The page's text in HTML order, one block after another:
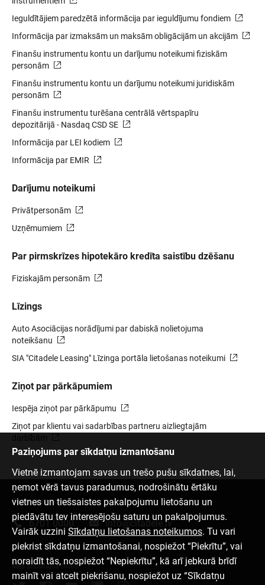
Ieguldītājiem paredzētā informācija par ieguldījumu fondiem
Informācija par izmaksām un maksām obligācijām un akcijām
Finanšu instrumentu kontu un darījumu noteikumi fiziskām
personām
Finanšu instrumentu kontu un darījumu noteikumi juridiskām
personām
Finanšu instrumentu turēšana centrālā vērtspapīru
depozitārijā - Nasdaq CSD SE
Informācija par LEI kodiem
Informācija par EMIR
Darījumu noteikumi
Privātpersonām
Uzņēmumiem
Par pirmskrīzes hipotekāro kredīta saistību dzēšanu
Fiziskajām personām
Līzings
Auto Asociācijas norādījumi par dabiskā nolietojuma
noteikšanu
SIA "Citadele Leasing" Līzinga portāla lietošanas noteikumi
Ziņot par pārkāpumiem
Iespēja ziņot par pārkāpumu
Ziņot par klientu vai sadarbības partneru aizliegtajām
Paziņojums par sīkdatņu izmantošanu
Vietnē izmantojam savas un trešo pušu sīkdatnes, lai,
ņemot vērā tavus paradumus, nodrošinātu ērtāku
vietnes un tiešsaistes pakalpojumu lietošanu un
piedāvātu tev interesējošu saturu un pakalpojumus.
Vairāk uzzini Sīkdatņu lietošanas noteikumos. Tu vari
piekrist sīkdatņu izmantošanai, nospiežot “Piekrītu”, vai
noraidīt tās, nospiežot “Nepiekrītu”, kā arī jebkurā brīdī
mainīt vai atcelt piekrišanu, nospiežot uz “Sīkdatņu
Sazinies ar mums
6701 0000 info@citadele.lv
Mēs sociālajos tīklos